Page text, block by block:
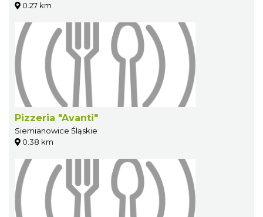
0.27 km
Pizzeria "Avanti"
Siemianowice Śląskie
0.38 km